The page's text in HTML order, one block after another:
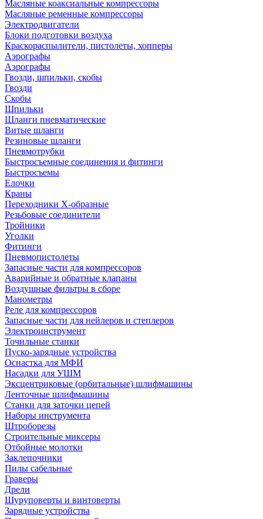
Масляные коаксиальные компрессоры
Масляные ременные компрессоры
Электродвигатели
Блоки подготовки воздуха
Краскораспылители, пистолеты, хопперы
Аэрографы
Аэрографы
Гвозди, шпильки, скобы
Гвозди
Скобы
Шпильки
Шланги пневматические
Витые шланги
Резиновые шланги
Пневмотрубки
Быстросъемные соединения и фитинги
Быстросъемы
Елочки
Краны
Переходники Х-образные
Резьбовые соединители
Тройники
Уголки
Фитинги
Пневмопистолеты
Запасные части для компрессоров
Аварийные и обратные клапаны
Воздушные фильтры в сборе
Манометры
Реле для компрессоров
Запасные части для нейлеров и степлеров
Электроинструмент
Точильные станки
Пуско-зарядные устройства
Оснастка для МФИ
Насадки для УШМ
Эксцентриковые (орбитальные) шлифмашины
Ленточные шлифмашины
Станки для заточки цепей
Наборы инструмента
Штроборезы
Строительные миксеры
Отбойные молотки
Заклепочники
Пилы сабельные
Граверы
Дрели
Шуруповерты и винтоверты
Зарядные устройства